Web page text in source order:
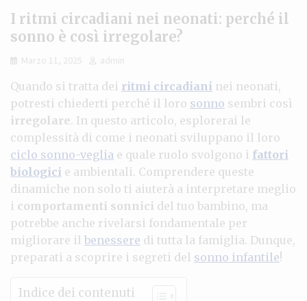
I ritmi circadiani nei neonati: perché il
sonno è così irregolare?
Marzo 11, 2025 admin
Quando si tratta dei ritmi circadiani nei neonati,
potresti chiederti perché il loro sonno sembri così
irregolare. In questo articolo, esplorerai le
complessità di come i neonati sviluppano il loro
ciclo sonno-veglia e quale ruolo svolgono i fattori
biologici e ambientali. Comprendere queste
dinamiche non solo ti aiuterà a interpretare meglio
i comportamenti sonnici del tuo bambino, ma
potrebbe anche rivelarsi fondamentale per
migliorare il benessere di tutta la famiglia. Dunque,
preparati a scoprire i segreti del sonno infantile!
Indice dei contenuti